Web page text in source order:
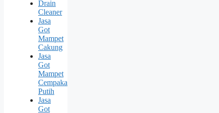
Drain
Cleaner
Jasa
Got
Mampet
Cakung
Jasa
Got
Mampet
Cempaka
Putih
Jasa
Got